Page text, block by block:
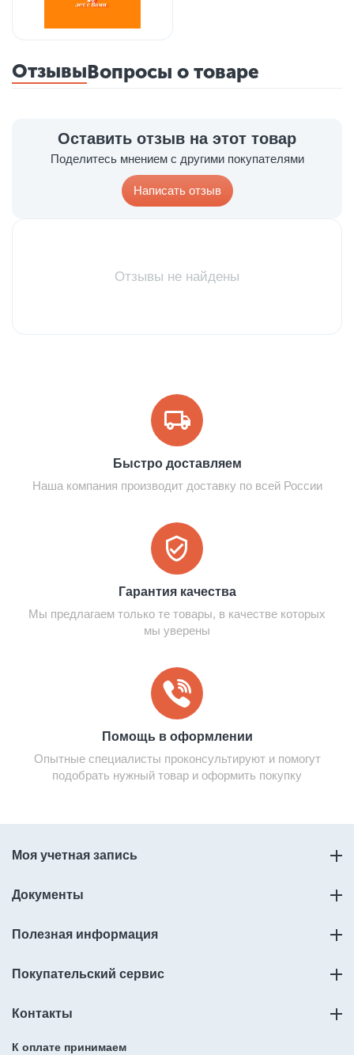
ОтзывыВопросы о товаре
Оставить отзыв на этот товар
Поделитесь мнением с другими покупателями
Написать отзыв
Отзывы не найдены
Быстро доставляем
Наша компания производит доставку по всей России
Гарантия качества
Мы предлагаем только те товары, в качестве которых
мы уверены
Помощь в оформлении
Опытные специалисты проконсультируют и помогут
подобрать нужный товар и оформить покупку
Моя учетная запись
Документы
Полезная информация
Покупательский сервис
Контакты
К оплате принимаем